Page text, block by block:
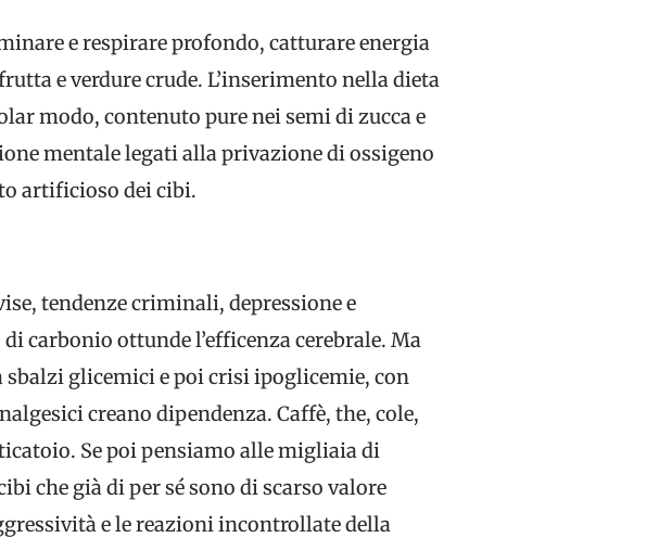
e respirare profondo, catturare energia
e verdure crude. L’inserimento nella dieta
modo, contenuto pure nei semi di zucca e
mentale legati alla privazione di ossigeno
artificioso dei cibi.
tendenze criminali, depressione e
carbonio ottunde l’efficenza cerebrale. Ma
glicemici e poi crisi ipoglicemie, con
creano dipendenza. Caffè, the, cole,
Se poi pensiamo alle migliaia di
che già di per sé sono di scarso valore
e le reazioni incontrollate della